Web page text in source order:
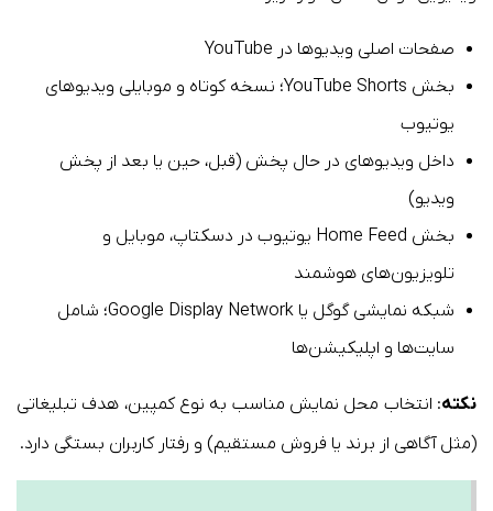
صفحات اصلی ویدیوها در YouTube
بخش YouTube Shorts؛ نسخه کوتاه و موبایلی ویدیوهای
یوتیوب
داخل ویدیوهای در حال پخش (قبل، حین یا بعد از پخش
ویدیو)
بخش Home Feed یوتیوب در دسکتاپ، موبایل و
تلویزیون‌های هوشمند
شبکه نمایشی گوگل یا Google Display Network؛ شامل
سایت‌ها و اپلیکیشن‌ها
نکته: انتخاب محل نمایش مناسب به نوع کمپین، هدف تبلیغاتی
(مثل آگاهی از برند یا فروش مستقیم) و رفتار کاربران بستگی دارد.